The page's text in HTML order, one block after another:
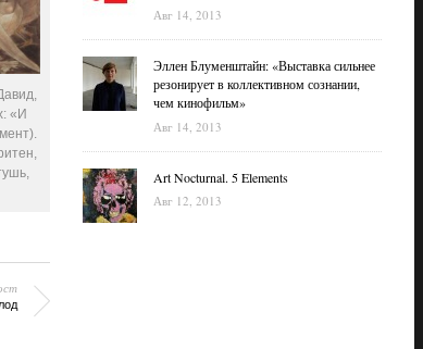
«И
Авг 14, 2013
Эллен Блуменштайн: «Выставка сильнее
резонирует в коллективном сознании,
чем кинофильм»
Авг 14, 2013
Art Nocturnal. 5 Elements
Авг 12, 2013